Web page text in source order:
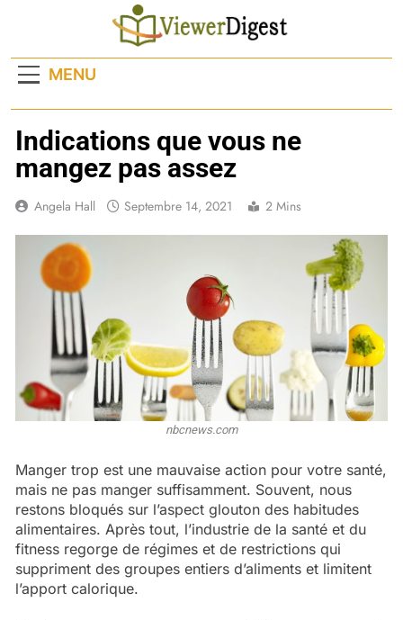
MENU
Indications que vous ne
mangez pas assez
Angela Hall Septembre 14, 2021 2 Mins
nbcnews.com
Manger trop est une mauvaise action pour votre santé,
mais ne pas manger suffisamment. Souvent, nous
restons bloqués sur l’aspect glouton des habitudes
alimentaires. Après tout, l’industrie de la santé et du
fitness regorge de régimes et de restrictions qui
suppriment des groupes entiers d’aliments et limitent
l’apport calorique.